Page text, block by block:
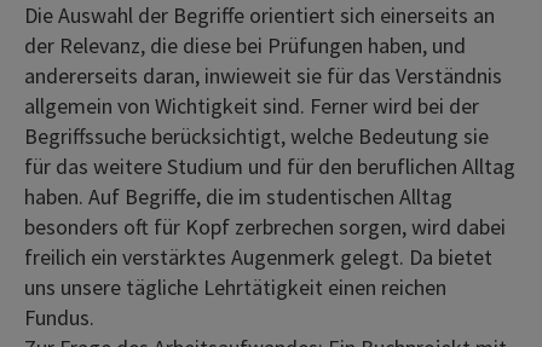
Die Auswahl der Begriffe orientiert sich einerseits an
der Relevanz, die diese bei Prüfungen haben, und
andererseits daran, inwieweit sie für das Verständnis
allgemein von Wichtigkeit sind. Ferner wird bei der
Begriffssuche berücksichtigt, welche Bedeutung sie
für das weitere Studium und für den beruflichen Alltag
haben. Auf Begriffe, die im studentischen Alltag
besonders oft für Kopf zerbrechen sorgen, wird dabei
freilich ein verstärktes Augenmerk gelegt. Da bietet
uns unsere tägliche Lehrtätigkeit einen reichen
Fundus.